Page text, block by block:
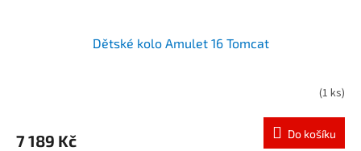
Dětské kolo Amulet 16 Tomcat
(1 ks)
7 189 Kč Do košíku